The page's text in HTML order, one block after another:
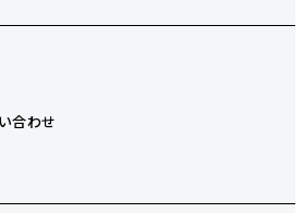
合わせ